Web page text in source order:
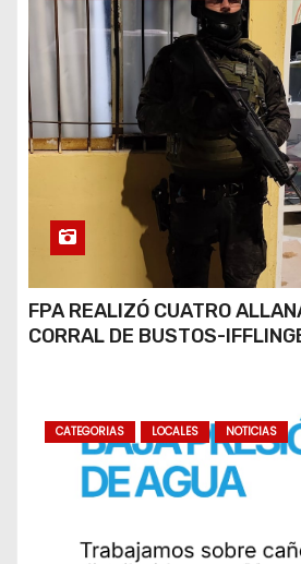
FPA REALIZÓ CUATRO
CORRAL DE BUSTOS-
CATEGORIAS LOCALES NOTICIAS